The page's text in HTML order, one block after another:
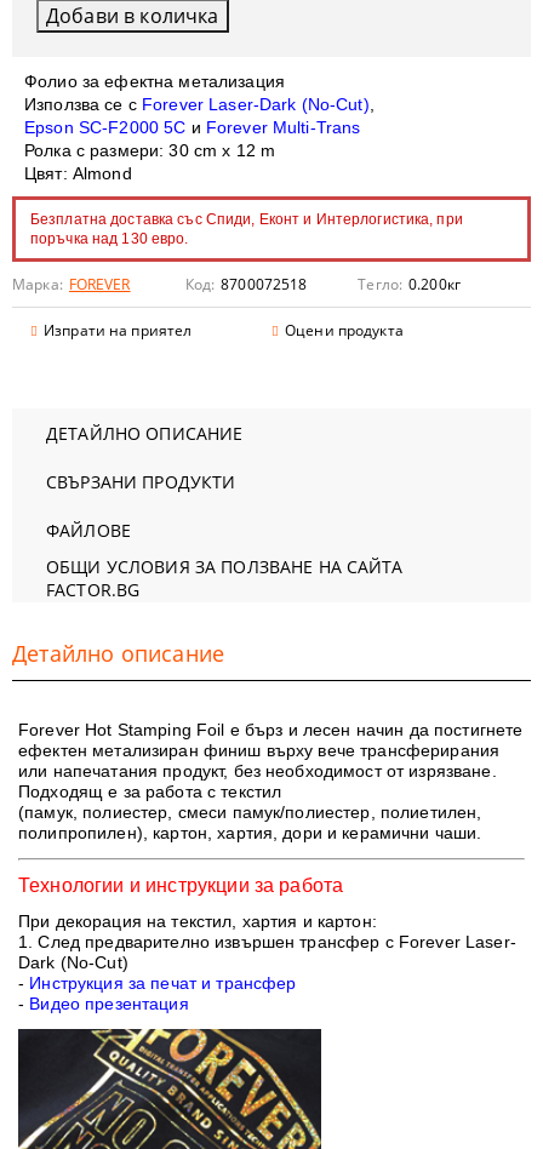
Фолио за ефектна метализация
Използва се с Forever Laser-Dark (No-Cut)
Epson SC-F2000 5C и Forever Multi-Trans
Ролка с размери: 30 cm x 12 m
Цвят: Almond
Безплатна доставка със Спиди, Еконт и Интерлогистика, при
поръчка над 130 евро.
Марка: FOREVER Код: 8700072518 Тегло: 0.200кг
Изпрати на приятел Оцени продукта
ДЕТАЙЛНО ОПИСАНИЕ
СВЪРЗАНИ ПРОДУКТИ
ФАЙЛОВЕ
ОБЩИ УСЛОВИЯ ЗА ПОЛЗВАНЕ НА САЙТА
FACTOR.BG
Детайлно описание
Forever Hot Stamping Foil е бърз и лесен начин да постигнете
ефектен метализиран финиш върху вече трансферирания
или напечатания продукт, без необходимост от изрязване.
Подходящ е за работа с текстил
(памук, полиестер, смеси памук/полиестер, полиетилен,
полипропилен), картон, хартия, дори и керамични чаши.
Технологии и инструкции за работа
При декорация на текстил, хартия и картон:
1. След предварително извършен трансфер с Forever Laser-
Dark (No-Cut)
- Инструкция за печат и трансфер
- Видео презентация